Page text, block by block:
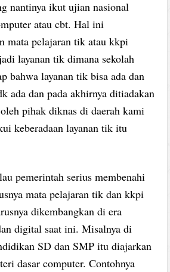
nantinya ikut ujian nasional
atau cbt. Hal ini
mata pelajaran tik atau kkpi
layanan tik dimana sekolah
bahwa layanan tik bisa ada dan
ada dan pada akhirnya ditiadakan
pihak diknas di daerah kami
keberadaan layanan tik itu
pemerintah serius membenahi
mata pelajaran tik dan kkpi
dikembangkan di era
digital saat ini. Misalnya di
SD dan SMP itu diajarkan
dasar computer. Contohnya